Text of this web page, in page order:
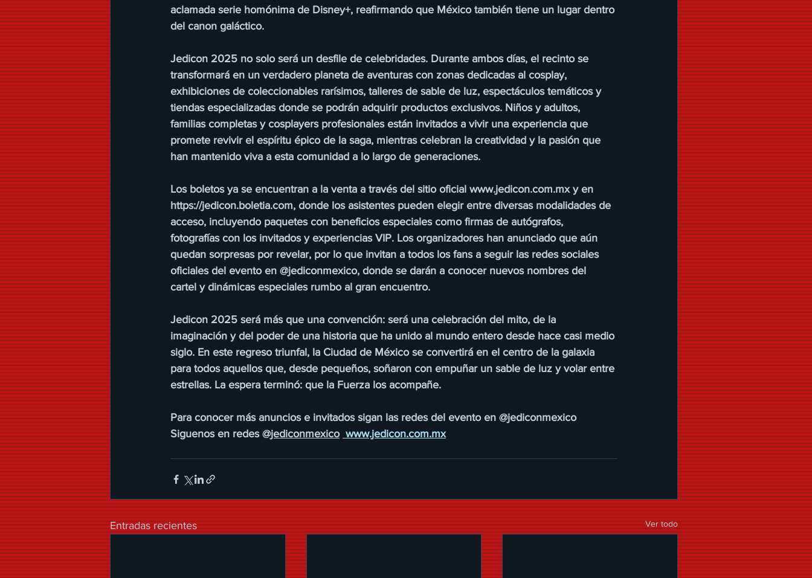
aclamada serie homónima de Disney+, reafirmando que México también tiene un lugar dentro
del canon galáctico.
Jedicon 2025 no solo será un desfile de celebridades. Durante ambos días, el recinto se
transformará en un verdadero planeta de aventuras con zonas dedicadas al cosplay,
exhibiciones de coleccionables rarísimos, talleres de sable de luz, espectáculos temáticos y
tiendas especializadas donde se podrán adquirir productos exclusivos. Niños y adultos,
familias completas y cosplayers profesionales están invitados a vivir una experiencia que
promete revivir el espíritu épico de la saga, mientras celebran la creatividad y la pasión que
han mantenido viva a esta comunidad a lo largo de generaciones.
Los boletos ya se encuentran a la venta a través del sitio oficial www.jedicon.com.mx y en
https://jedicon.boletia.com, donde los asistentes pueden elegir entre diversas modalidades de
acceso, incluyendo paquetes con beneficios especiales como firmas de autógrafos,
fotografías con los invitados y experiencias VIP. Los organizadores han anunciado que aún
quedan sorpresas por revelar, por lo que invitan a todos los fans a seguir las redes sociales
oficiales del evento en @jediconmexico, donde se darán a conocer nuevos nombres del
cartel y dinámicas especiales rumbo al gran encuentro.
Jedicon 2025 será más que una convención: será una celebración del mito, de la
imaginación y del poder de una historia que ha unido al mundo entero desde hace casi medio
siglo. En este regreso triunfal, la Ciudad de México se convertirá en el centro de la galaxia
para todos aquellos que, desde pequeños, soñaron con empuñar un sable de luz y volar entre
estrellas. La espera terminó: que la Fuerza los acompañe.
Para conocer más anuncios e invitados sigan las redes del evento en @jediconmexico
Siguenos en redes @jediconmexico www.jedicon.com.mx
Entradas recientes Ver todo